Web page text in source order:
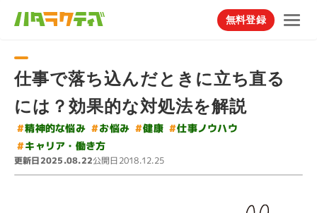
無料登録
仕事で落ち込んだときに立ち直る
には？効果的な対処法を解説
#精神的な悩み #お悩み #健康 #仕事ノウハウ
#キャリア・働き方
更新日2025.08.22公開日2018.12.25